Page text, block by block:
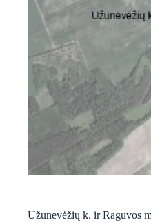
Užunevėžių k. ir Raguvos